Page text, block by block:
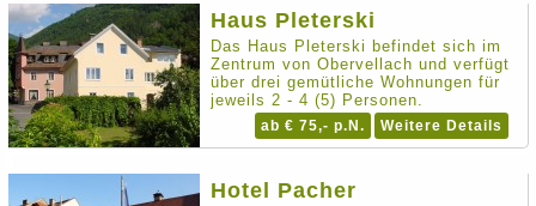
Haus Pleterski
Das Haus Pleterski befindet sich im
Zentrum von Obervellach und verfügt
über drei gemütliche Wohnungen für
jeweils 2 - 4 (5) Personen.
Weitere Details
ab € 75,- p.N.
Hotel Pacher